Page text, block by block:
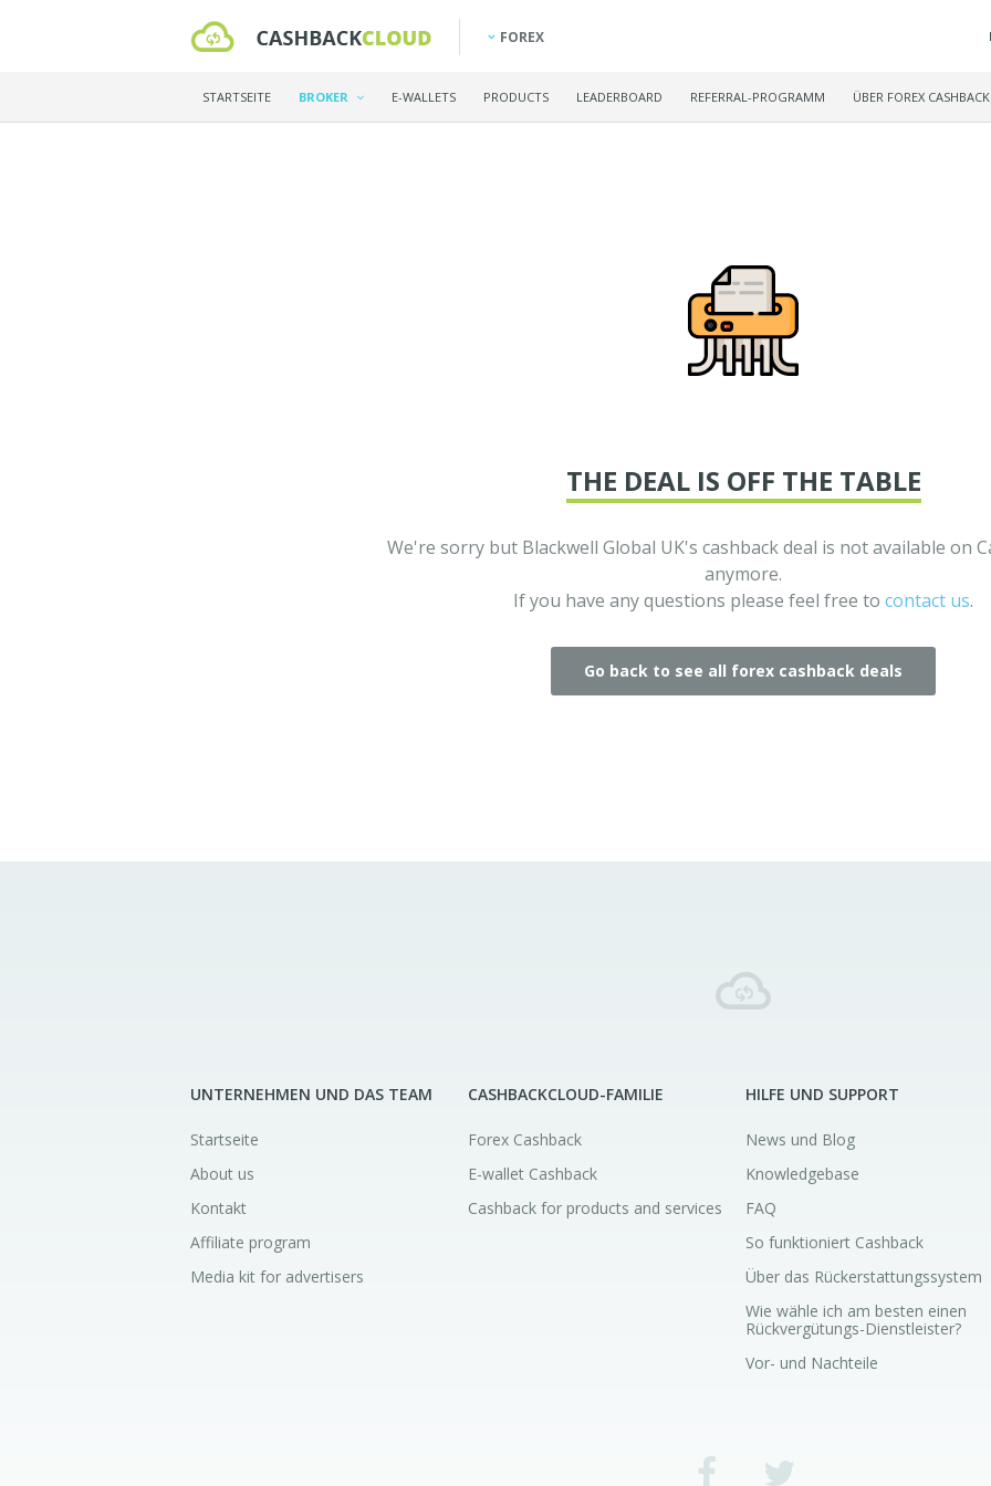
FOREX
STARTSEITE BROKER E-WALLETS PRODUCTS LEADERBOARD REFERRAL-PROGRAMM ÜBER FOREX CASHBACK
THE DEAL IS OFF THE TABLE
We're sorry but Blackwell Global UK's cashback deal is not available on
anymore.
If you have any questions please feel free to contact us.
Go back to see all forex cashback deals
UNTERNEHMEN UND DAS TEAM
Startseite
About us
Kontakt
Affiliate program
Media kit for advertisers
CASHBACKCLOUD-FAMILIE
Forex Cashback
E-wallet Cashback
Cashback for products and services
HILFE UND SUPPORT
News und Blog
Knowledgebase
FAQ
So funktioniert Cashback
Über das Rückerstattungssystem
Wie wähle ich am besten einen
Rückvergütungs-Dienstleister?
Vor- und Nachteile